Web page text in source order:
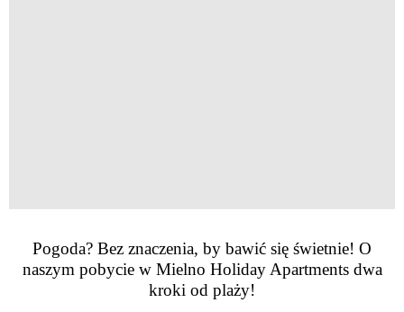
Pogoda? Bez znaczenia, by bawić się świetnie! O
naszym pobycie w Mielno Holiday Apartments dwa
kroki od plaży!